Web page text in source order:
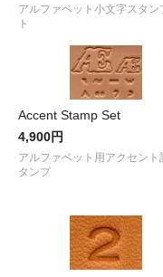
アルファベット小文字スタン
ト
Accent Stamp Set
4,900円
アルファベット用アクセント
タンプ